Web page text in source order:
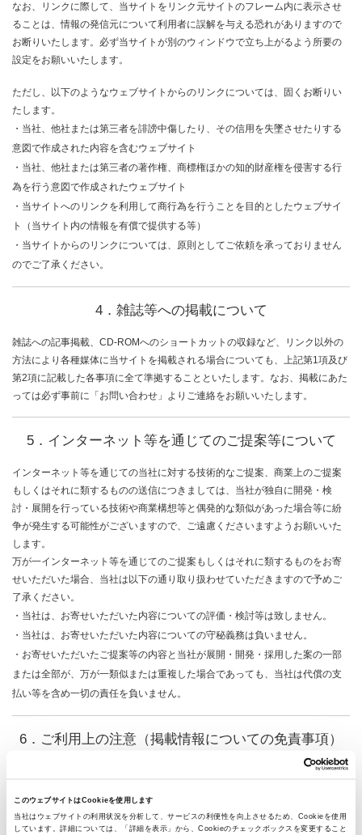
このウェブサイトはCookieを使用します
当社はウェブサイトの利用状況を分析して、サービスの利便性を向上させるため、Cookieを使用
しています。詳細については、「詳細を表示」から、Cookieのチェックボックスを変更すること
なお、リンクに際して、当サイトをリンク元サイトのフレーム内に表示させ
ることは、情報の発信元について利用者に誤解を与える恐れがありますので
お断りいたします。必ず当サイトが別のウィンドウで立ち上がるよう所要の
設定をお願いいたします。
ただし、以下のようなウェブサイトからのリンクについては、固くお断りい
たします。
・当社、他社または第三者を誹謗中傷したり、その信用を失墜させたりする
意図で作成された内容を含むウェブサイト
・当社、他社または第三者の著作権、商標権ほかの知的財産権を侵害する行
為を行う意図で作成されたウェブサイト
・当サイトへのリンクを利用して商行為を行うことを目的としたウェブサイ
ト（当サイト内の情報を有償で提供する等）
・当サイトからのリンクについては、原則としてご依頼を承っておりません
のでご了承ください。
4．雑誌等への掲載について
雑誌への記事掲載、CD-ROMへのショートカットの収録など、リンク以外の
方法により各種媒体に当サイトを掲載される場合についても、上記第1項及び
第2項に記載した各事項に全て準拠することといたします。なお、掲載にあた
っては必ず事前に「お問い合わせ」よりご連絡をお願いいたします。
5．インターネット等を通じてのご提案等について
インターネット等を通じての当社に対する技術的なご提案、商業上のご提案
もしくはそれに類するものの送信につきましては、当社が独自に開発・検
討・展開を行っている技術や商業構想等と偶発的な類似があった場合等に紛
争が発生する可能性がございますので、ご遠慮くださいますようお願いいた
します。
万が一インターネット等を通じてのご提案もしくはそれに類するものをお寄
せいただいた場合、当社は以下の通り取り扱わせていただきますので予めご
了承ください。
・当社は、お寄せいただいた内容についての評価・検討等は致しません。
・当社は、お寄せいただいた内容についての守秘義務は負いません。
・お寄せいただいたご提案等の内容と当社が展開・開発・採用した案の一部
または全部が、万が一類似または重複した場合であっても、当社は代償の支
払い等を含め一切の責任を負いません。
6．ご利用上の注意（掲載情報についての免責事項）
当社は、当サイトに掲載する情報について様々な注意を払って掲載しており
る保証を行うものでもありません。また、掲載情報に基づいて利用者が下し
た判断および起こした行動によりいかなる結果が発生した場合においても、